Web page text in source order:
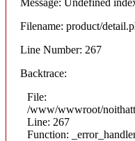
Filename: product/
Line Number: 267
Backtrace:
File:
/www/wwwroot/
Line: 267
Function: